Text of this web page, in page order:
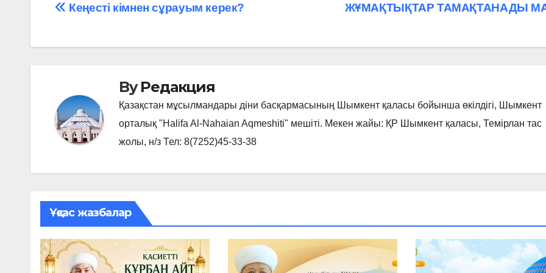
Навигация
ЖҰМАҚТЫҚТАР ТАМАҚТАНАДЫ
Кеңесті кімнен сұрауым керек?
ByРедакция
Қазақстан мұсылмандары діни басқармасының Шымкент қаласы бойынша өкілдігі, Шымкент
орталық "Halifa Al-Nahaian Aqmeshiti" мешіті. Мекен жайы: ҚР Шымкент қаласы, Темірлан тас
жолы, н/з Тел: 8(7252)45-33-38
Ұқсас жазбалар